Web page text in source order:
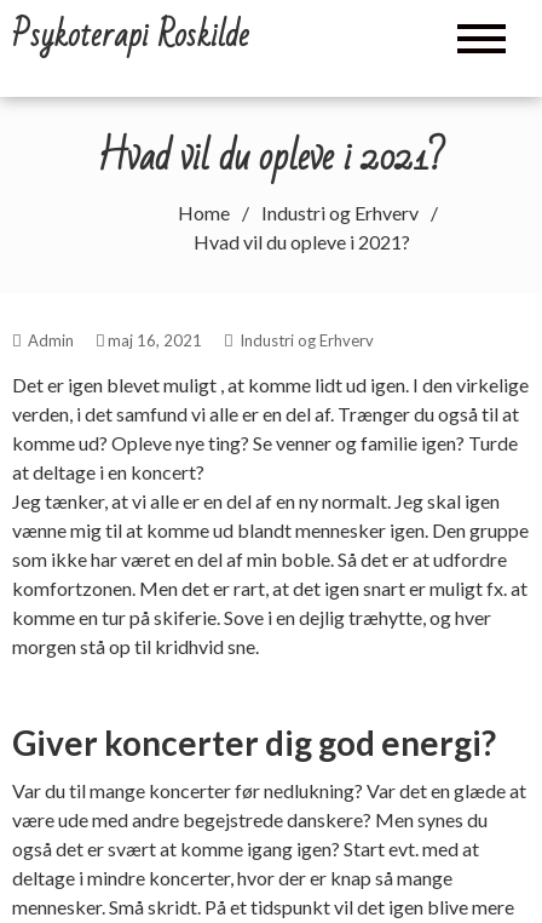
Skip
toPsykoterapi Roskilde
Hvad vil du opleve i 2021?
Home
Industri og Erhverv
Hvad vil du opleve i 2021?
Admin maj 16, 2021 Industri og Erhverv
Det er igen blevet muligt , at komme lidt ud igen. I den virkelige
verden, i det samfund vi alle er en del af. Trænger du også til at
komme ud? Opleve nye ting? Se venner og familie igen? Turde
at deltage i en koncert?
Jeg tænker, at vi alle er en del af en ny normalt. Jeg skal igen
vænne mig til at komme ud blandt mennesker igen. Den gruppe
som ikke har været en del af min boble. Så det er at udfordre
komfortzonen. Men det er rart, at det igen snart er muligt fx. at
komme en tur på skiferie. Sove i en dejlig træhytte, og hver
morgen stå op til kridhvid sne.
Giver koncerter dig god energi?
Var du til mange koncerter før nedlukning? Var det en glæde at
være ude med andre begejstrede danskere? Men synes du
også det er svært at komme igang igen? Start evt. med at
deltage i mindre koncerter, hvor der er knap så mange
mennesker. Små skridt. På et tidspunkt vil det igen blive mere